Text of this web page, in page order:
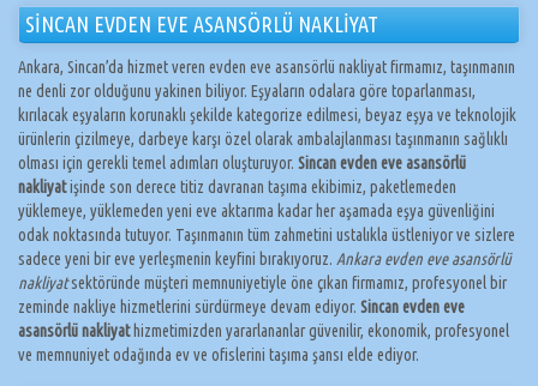
SİNCAN EVDEN EVE ASANSÖRLÜ NAKLİYAT
Ankara, Sincan’da hizmet veren evden eve asansörlü nakliyat firmamız, taşınmanın
ne denli zor olduğunu yakinen biliyor. Eşyaların odalara göre toparlanması,
kırılacak eşyaların korunaklı şekilde kategorize edilmesi, beyaz eşya ve teknolojik
ürünlerin çizilmeye, darbeye karşı özel olarak ambalajlanması taşınmanın sağlıklı
olması için gerekli temel adımları oluşturuyor. Sincan evden eve asansörlü
nakliyatişinde son derece titiz davranan taşıma ekibimiz, paketlemeden
yüklemeye, yüklemeden yeni eve aktarıma kadar her aşamada eşya güvenliğini
odak noktasında tutuyor. Taşınmanın tüm zahmetini ustalıkla üstleniyor ve sizlere
sadece yeni bir eve yerleşmenin keyfini bırakıyoruz. Ankara evden eve asansörlü
nakliyatsektöründe müşteri memnuniyetiyle öne çıkan firmamız, profesyonel bir
zeminde nakliye hizmetlerini sürdürmeye devam ediyor. Sincan evden eve
asansörlü nakliyathizmetimizden yararlananlar güvenilir, ekonomik, profesyonel
ve memnuniyet odağında ev ve ofislerini taşıma şansı elde ediyor.